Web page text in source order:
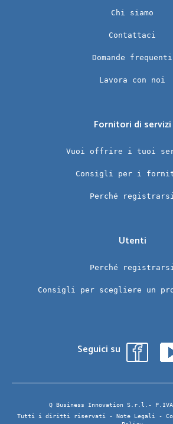
Chi siamo
Contattaci
Domande frequenti
Lavora con noi
Fornitori di servizi
Vuoi offrire i tuoi
Consigli per i
Perché
Utenti
Perché
Consigli per scegliere un
Seguici su
Q Business Innovation S.r.l.- P.IVA
Tutti i diritti riservati - Note Legali -